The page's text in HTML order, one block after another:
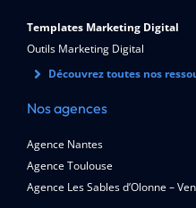
Templates Marketing Digital
Outils Marketing Digital
Découvrez toutes nos
Nos agences
Agence Nantes
Agence Toulouse
Agence Les Sables d’Olonne –